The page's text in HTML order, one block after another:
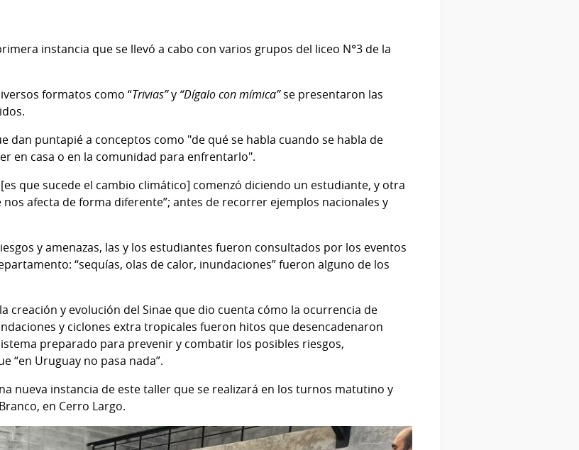
instancia que se llevó a cabo con varios grupos del liceo N°3 de la
formatos como “Trivias”y “Dígalo con mímica”se presentaron las
dan puntapié a conceptos como "de qué se habla cuando se habla de
en casa o en la comunidad para enfrentarlo".
que sucede el cambio climático] comenzó diciendo un estudiante, y otra
afecta de forma diferente”; antes de recorrer ejemplos nacionales y
y amenazas, las y los estudiantes fueron consultados por los eventos
“sequías, olas de calor, inundaciones” fueron alguno de los
creación y evolución del Sinae que dio cuenta cómo la ocurrencia de
y ciclones extra tropicales fueron hitos que desencadenaron
preparado para prevenir y combatir los posibles riesgos,
“en Uruguay no pasa nada”.
nueva instancia de este taller que se realizará en los turnos matutino y
en Cerro Largo.